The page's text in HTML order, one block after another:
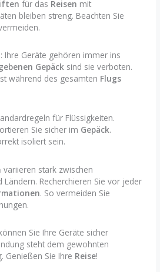
für das Reisen mit
bleiben streng. Beachten Sie
: Ihre Geräte gehören immer ins
Gepäck sind sie verboten.
während des gesamten Flugs
für Flüssigkeiten.
Sie sicher im Gepäck.
isoliert sein.
variieren stark zwischen
Ländern. Recherchieren Sie vor jeder
. So vermeiden Sie
Sie Ihre Geräte sicher
steht dem gewohnten
Genießen Sie Ihre Reise!